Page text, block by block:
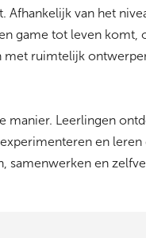
Afhankelijk van het
game tot leven komt,
met ruimtelijk
Leerlingen
en
samenwerken en